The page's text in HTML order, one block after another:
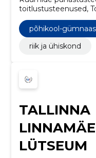
toitlustusteenused,
ühiskond
põhikool-
riik ja ühiskond
TALLINNA
LÜTSEUM